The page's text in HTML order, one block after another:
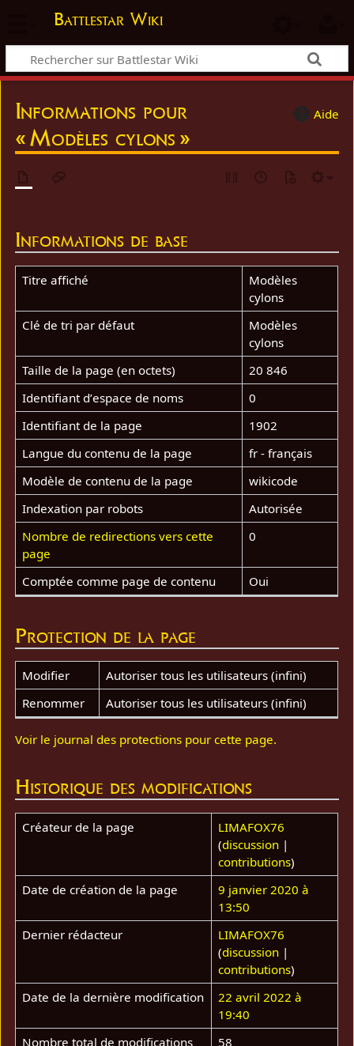
Battlestar Wiki
Aide
Informations pour
« Modèles cylons »
Informations de base
Titre affiché
Modèles
cylons
Clé de tri par défaut
Modèles
cylons
Taille de la page (en octets)
20 846
Identifiant dʼespace de noms
0
Identifiant de la page
1902
Langue du contenu de la page
fr - français
Modèle de contenu de la page
wikicode
Indexation par robots
Autorisée
Nombre de redirections vers cette
page
0
Comptée comme page de contenu Oui
Protection de la page
Modifier
Autoriser tous les utilisateurs (infini)
Renommer
Autoriser tous les utilisateurs (infini)
Voir le journal des protections pour cette page.
Historique des modifications
Créateur de la page
LIMAFOX76
(discussion|
contributions)
Date de création de la page
9 janvier 2020 à
13:50
Dernier rédacteur
LIMAFOX76
(discussion|
contributions)
Date de la dernière modification
22 avril 2022 à
19:40
Nombre total de modifications
58